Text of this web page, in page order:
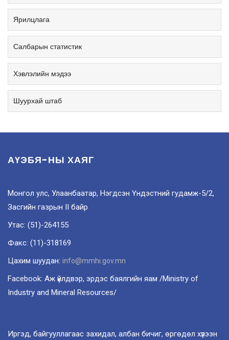
Ярилцлага
Салбарын статистик
Хэвлэлийн мэдээ
Шуурхай штаб
АҮЭБЯ-НЫ ХАЯГ
Монгол улс, Улаанбаатар, Нэгдсэн Үндэстний гудамж-5/2,
Засгийн газрын II байр
Утас: (51)-264155
Факс: (11)-318169
Цахим шуудан: info@mmhi.gov.mn
Facebook: Аж үйлдвэр, эрдэс баялгийн яам /Ministry of
Industry and Mineral Resources/
Иргэд, байгууллагаас захидал, албан бичиг, өргөдөл хүлээн